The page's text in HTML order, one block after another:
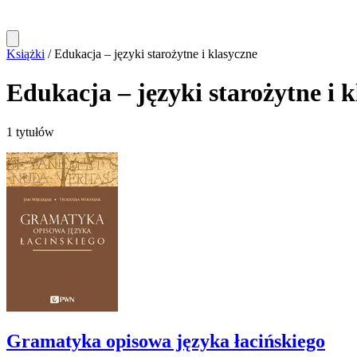
Książki / Edukacja – języki starożytne i klasyczne
Edukacja – języki starożytne i
1 tytułów
Gramatyka opisowa języka łacińskiego